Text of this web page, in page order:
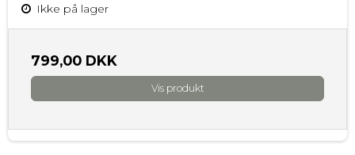
Ikke på lager
799,00 DKK
Vis produkt